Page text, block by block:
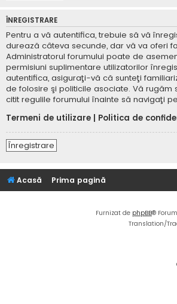
ÎNREGISTRARE
Pentru a vă autentifica, trebuie să vă
durează câteva secunde, dar vă va oferi
Administratorul forumului poate de
permisiuni suplimentare utilizatorilor
autentifica, asiguraţi-vă că sunteţi
de folosire şi politicile asociate. Vă rugăm
citit regulile forumului înainte să navigaţi
Termeni de utilizare
Politica de
Înregistrare
Acasă Prima pagină
Furnizat de phpBB®
Translation/